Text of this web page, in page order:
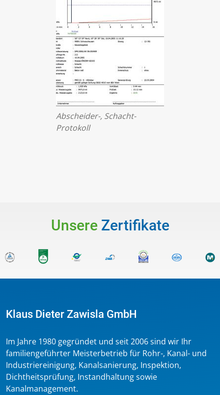
Abscheider-, Schacht-
Protokoll
Unsere Zertifikate
Klaus Dieter Zawisla GmbH
Im Jahre 1980 gegründet und seit 2006 sind wir Ihr
familiengeführter Meisterbetrieb für Rohr-, Kanal- und
Industriereinigung, Kanalsanierung, Inspektion,
Dichtheitsprüfung, Instandhaltung sowie
Kanalmanagement.